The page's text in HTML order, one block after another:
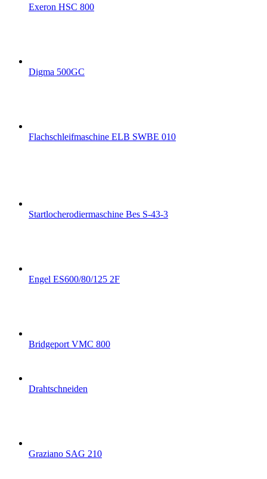
Exeron HSC 800
Digma 500GC
Flachschleifmaschine ELB SWBE 010
Startlocherodiermaschine Bes S-43-3
Engel ES600/80/125 2F
Bridgeport VMC 800
Drahtschneiden
Graziano SAG 210